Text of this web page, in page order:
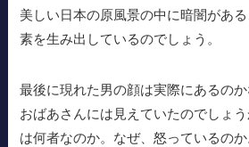
美しい日本の原風景の中に暗闇があ
素を生み出しているのでしょう。
最後に現れた男の顔は実際にあるの
おばあさんには見えていたのでしょ
は何者なのか。なぜ、怒っているの